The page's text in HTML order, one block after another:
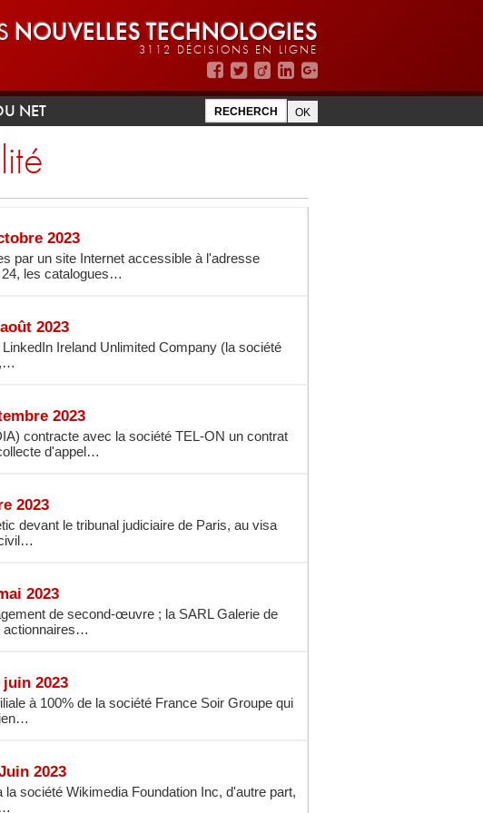
NOUVELLES TECHNOLOGIES
3112 DÉCISIONS EN LIGNE
NET
2023
par un site Internet accessible à l'adresse
les catalogues…
2023
Ireland Unlimited Company (la société
2023
contracte avec la société TEL-ON un contrat
d'appel…
2023
devant le tribunal judiciaire de Paris, au visa
2023
de second-œuvre ; la SARL Galerie de
actionnaires…
2023
à 100% de la société France Soir Groupe qui
2023
société Wikimedia Foundation Inc, d'autre part,